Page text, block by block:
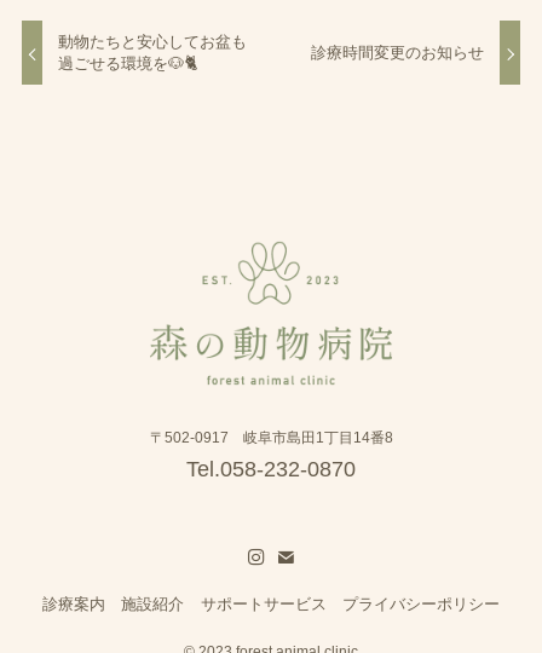
動物たちと安心してお盆も
過ごせる環境を🐶🐈
診療時間変更のお知らせ
〒502-0917 岐阜市島田1丁目14番8
Tel.058-232-0870
診療案内 施設紹介 サポートサービス プライバシーポリシー